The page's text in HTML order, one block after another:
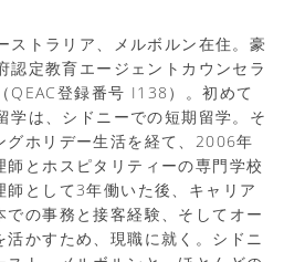
ストラリア、メルボルン在住。豪
認定教育エージェントカウンセラ
QEAC登録番号 I138）。初めて
学は、シドニーでの短期留学。そ
グホリデー生活を経て、2006年
とホスピタリティーの専門学校
師として3年働いた後、キャリア
の事務と接客経験、そしてオー
かすため、現職に就く。シドニ